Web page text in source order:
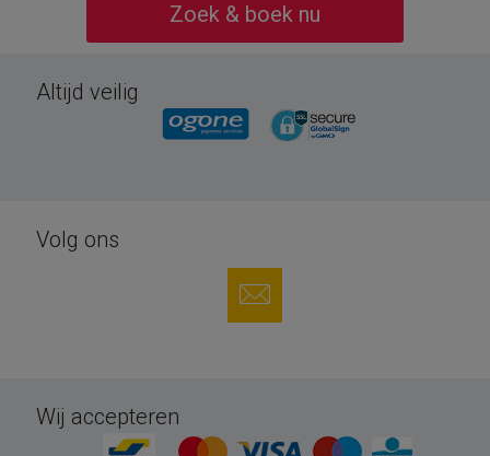
Zoek & boek nu
Altijd veilig
Volg ons
Wij accepteren